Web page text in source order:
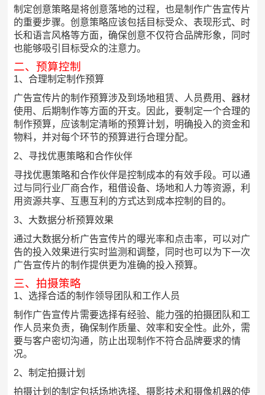
制定创意策略是将创意落地的过程，也是制作广告宣传片
的重要步骤。创意策略应该包括目标受众、表现形式、时
长和语言风格等方面，确保创意不仅符合品牌形象，同时
也能够吸引目标受众的注意力。
二、预算控制
1、合理制定制作预算
广告宣传片的制作预算涉及到场地租赁、人员费用、器材
使用、后期制作等方面的开支。因此，要制定一个合理的
制作预算，应该制定清晰的预算计划，明确投入的资金和
物料，并对每个环节的预算进行合理分配。
2、寻找优惠策略和合作伙伴
寻找优惠策略和合作伙伴是控制成本的有效手段。可以通
过与同行业厂商合作，租借设备、场地和人力等资源，利
用资源共享、互惠互利的方式达到成本控制的目的。
3、大数据分析预算效果
通过大数据分析广告宣传片的曝光率和点击率，可以对广
告的投入效果进行实时监测和调整，同时也可以为下一次
广告宣传片的制作提供更为准确的投入预算。
三、拍摄策略
1、选择合适的制作领导团队和工作人员
制作广告宣传片需要选择有经验、能力强的拍摄团队和工
作人员来负责，确保制作质量、效率和安全性。此外，需
要与客户密切沟通，防止出现制作不符合品牌要求的情
况。
2、制定拍摄计划
拍摄计划的制定包括场地选择、摄影技术和摄像机器的使